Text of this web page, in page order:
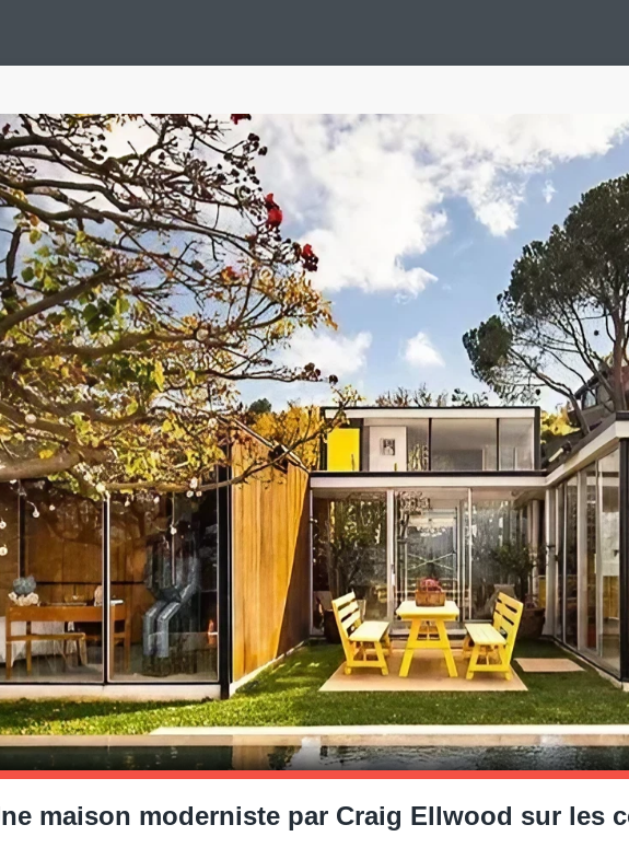
ℹ︎ À propos
Decoration Noël Design Suédois En Quelques Photos Idées Déco En 10 Photos
Tendance Interieurs Scandinaves La Décoration Selon Votre Signe
Maison Container/container House Maison D'hôtes Maison Et Appartement Vintage
Revue De Week End Tiny House
maison moderniste par Craig Ellwood sur les